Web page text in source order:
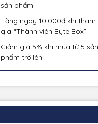
sản phẩm
Tặng ngay 10.000đ khi tham
gia “Thành viên Byte Box”
Giảm giá 5% khi mua từ 5 sản
phẩm trở lên